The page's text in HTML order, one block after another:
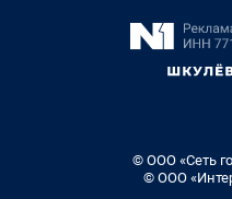
© ООО «Сеть
© ООО